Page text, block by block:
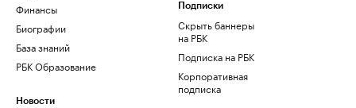
Финансы
Биографии
База знаний
РБК Образование
Новости
Подписки
Скрыть баннеры
на РБК
Подписка на РБК
Корпоративная
подписка